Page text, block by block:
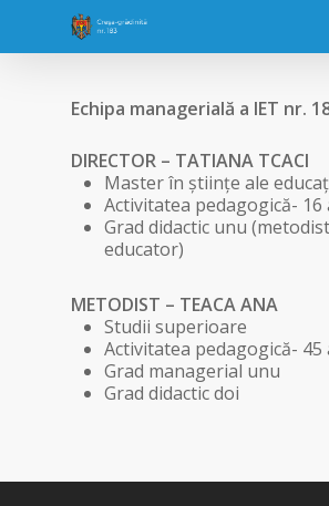
Echipa managerială a IET nr.
DIRECTOR – TATIANA TCACI
Master în științe ale
Activitatea pedagogică- 16
Grad didactic unu
educator)
METODIST – TEACA ANA
Studii superioare
Activitatea pedagogică- 45
Grad managerial unu
Grad didactic doi